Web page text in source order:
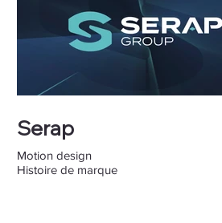
Serap
Motion design
Histoire de marque